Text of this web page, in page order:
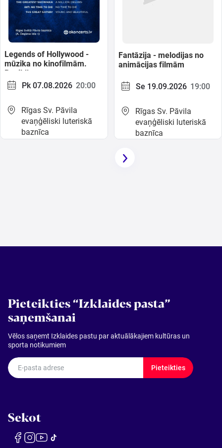
Legends of Hollywood -
mūzika no kinofilmām.
Papildkoncerts
Pk 07.08.2026 20:00
Rīgas Sv. Pāvila
evaņģēliski luteriskā
baznīca
Fantāzija - melodijas no
animācijas filmām
Se 19.09.2026 19:00
Rīgas Sv. Pāvila
evaņģēliski luteriskā
baznīca
Pieteikties “Izklaides pasta”
saņemšanai
Vēlos saņemt Izklaides pastu par aktuālākajiem kultūras un
sporta notikumiem
E-pasta adrese Pieteikties
Sekot